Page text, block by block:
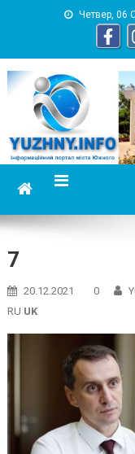
Четвер, 06
информационный
7
20.12.2021 0
RU UK